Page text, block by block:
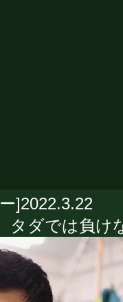
]2022.3.22
タダでは負け